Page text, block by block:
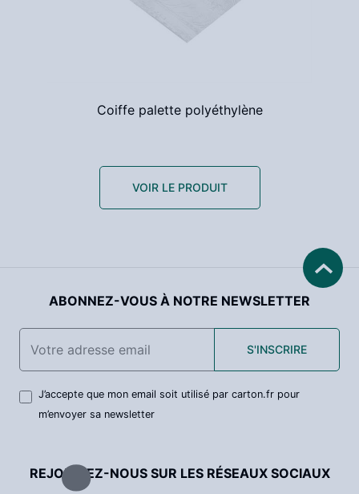
Coiffe palette polyéthylène
VOIR LE PRODUIT
ABONNEZ-VOUS À NOTRE NEWSLETTER
S'INSCRIRE
J’accepte que mon email soit utilisé par carton.fr pour
m’envoyer sa newsletter
REJOIGNEZ-NOUS SUR LES RÉSEAUX SOCIAUX